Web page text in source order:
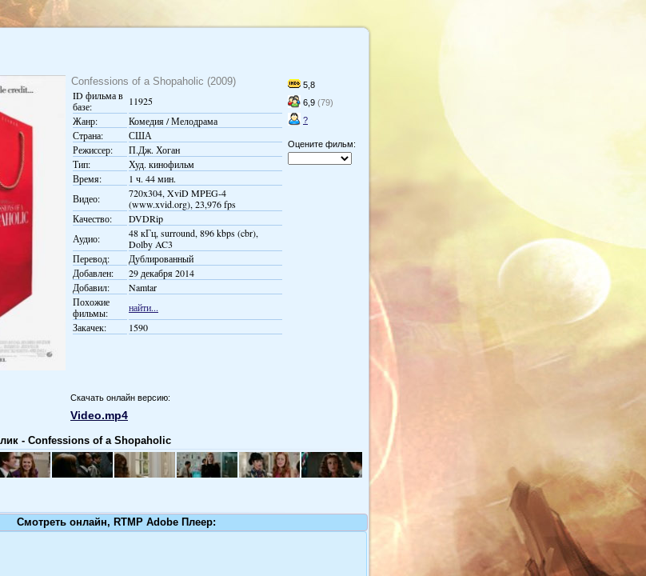
5,8
6,9 (79)
?
Оцените фильм:
Confessions of a Shopaholic (2009)
ID фильма в
базе:
11925
Жанр:
Комедия / Мелодрама
Страна:
США
Режиссер:
П.Дж. Хоган
Тип:
Худ. кинофильм
Время:
1 ч. 44 мин.
Видео:
720x304, XviD MPEG-4
(www.xvid.org), 23,976 fps
Качество:
DVDRip
Аудио:
48 кГц, surround, 896 kbps (cbr),
Dolby AC3
Перевод:
Дублированный
Добавлен:
29 декабря 2014
Добавил:
Namtar
Похожие
фильмы:
найти...
Закачек:
1590
Скачать онлайн версию:
Video.mp4
- Confessions of a Shopaholic
Смотреть онлайн, RTMP Adobe Плеер: